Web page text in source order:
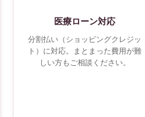
医療ローン対応
分割払い（ショッピングクレジッ
ト）に対応。まとまった費用が難
しい方もご相談ください。